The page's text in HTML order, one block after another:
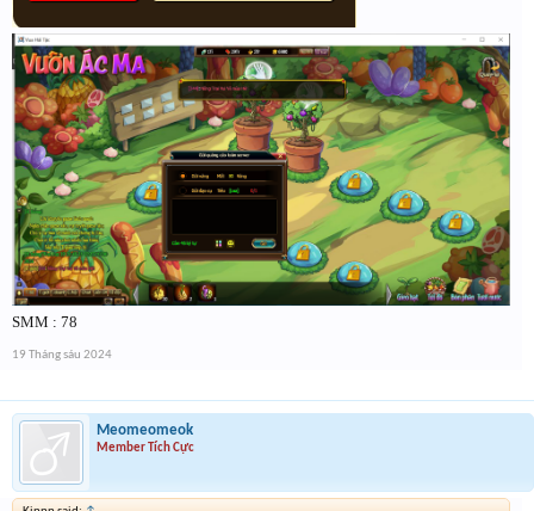
SMM : 78
19 Tháng sáu 2024
Meomeomeok
Member Tích Cực